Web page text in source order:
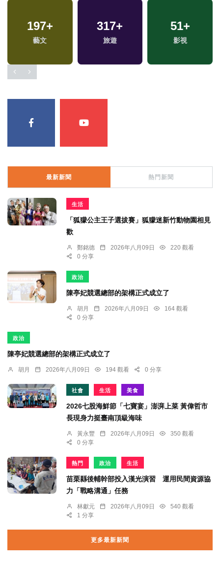
197+
藝文
317+
旅遊
51+
影視
16+
司法放大鏡
522+
文教
269+
熱門
最新新聞 熱門新聞
生活
「狐獴公主王子選拔賽」狐獴迷新竹動物園相見
歡
鄭銘德 2026年八月09日
220 觀看
0 分享
政治
陳亭妃競選總部的架構正式成立了
胡月 2026年八月09日
164 觀看
0 分享
政治
陳亭妃競選總部的架構正式成立了
胡月 2026年八月09日 194 觀看 0 分享
社會 生活 美食
2026七股海鮮節「七寶宴」澎湃上菜 黃偉哲市
長現身力挺臺南頂級海味
黃永豐 2026年八月09日
350 觀看
0 分享
熱門 政治 生活
苗栗縣後輔幹部投入漢光演習 運用民間資源協
力「戰略溝通」任務
林獻元 2026年八月09日
540 觀看
1 分享
更多最新新聞